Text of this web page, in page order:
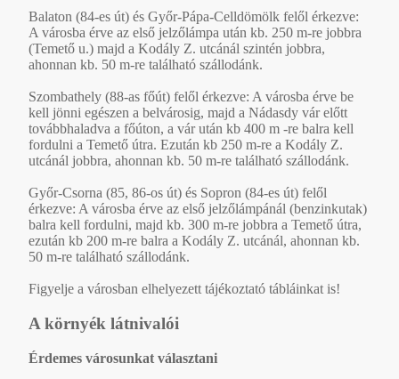
Balaton (84-es út) és Győr-Pápa-Celldömölk felől érkezve:
A városba érve az első jelzőlámpa után kb. 250 m-re jobbra
(Temető u.) majd a Kodály Z. utcánál szintén jobbra,
ahonnan kb. 50 m-re található szállodánk.
Szombathely (88-as főút) felől érkezve: A városba érve be
kell jönni egészen a belvárosig, majd a Nádasdy vár előtt
továbbhaladva a főúton, a vár után kb 400 m -re balra kell
fordulni a Temető útra. Ezután kb 250 m-re a Kodály Z.
utcánál jobbra, ahonnan kb. 50 m-re található szállodánk.
Győr-Csorna (85, 86-os út) és Sopron (84-es út) felől
érkezve: A városba érve az első jelzőlámpánál (benzinkutak)
balra kell fordulni, majd kb. 300 m-re jobbra a Temető útra,
ezután kb 200 m-re balra a Kodály Z. utcánál, ahonnan kb.
50 m-re található szállodánk.
Figyelje a városban elhelyezett tájékoztató tábláinkat is!
A környék látnivalói
Érdemes városunkat választani